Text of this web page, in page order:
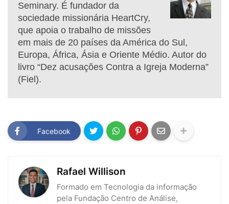
Seminary. É fundador da
sociedade missionária HeartCry,
que apoia o trabalho de missões
em mais de 20 países da América do Sul,
Europa, África, Ásia e Oriente Médio. Autor do
livro “Dez acusações Contra a Igreja Moderna”
(Fiel).
Facebook
Rafael Willison
Formado em Tecnologia da informação
pela Fundação Centro de Análise,